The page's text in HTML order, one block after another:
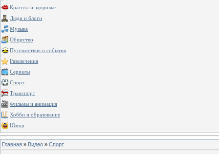
Красота и здоровье
Люди и блоги
Музыка
Общество
Путешествия и события
Развлечения
Сериалы
Спорт
Транспорт
Фильмы и анимация
Хобби и образование
Юмор
Главная » Видео » Спорт